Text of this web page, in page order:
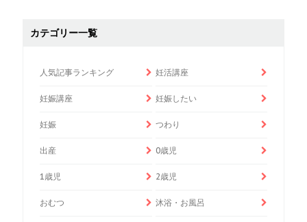
カテゴリー一覧
人気記事ランキング 妊活講座
妊娠講座 妊娠したい
妊娠 つわり
出産 0歳児
1歳児 2歳児
おむつ 沐浴・お風呂